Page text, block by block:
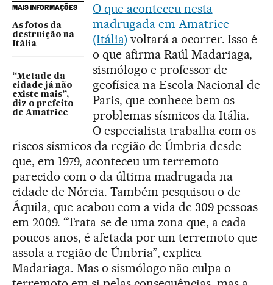
MAIS INFORMAÇÕES
As fotos da
destruição na
Itália
“Metade da
cidade já não
existe mais”,
diz o prefeito
de Amatrice
O que aconteceu nesta
madrugada em Amatrice
(Itália) voltará a ocorrer. Isso é
o que afirma Raúl Madariaga,
sismólogo e professor de
geofísica na Escola Nacional de
Paris, que conhece bem os
problemas sísmicos da Itália.
O especialista trabalha com os
riscos sísmicos da região de Úmbria desde
que, em 1979, aconteceu um terremoto
parecido com o da última madrugada na
cidade de Nórcia. Também pesquisou o de
Áquila, que acabou com a vida de 309 pessoas
em 2009. “Trata-se de uma zona que, a cada
poucos anos, é afetada por um terremoto que
assola a região de Úmbria”, explica
Madariaga. Mas o sismólogo não culpa o